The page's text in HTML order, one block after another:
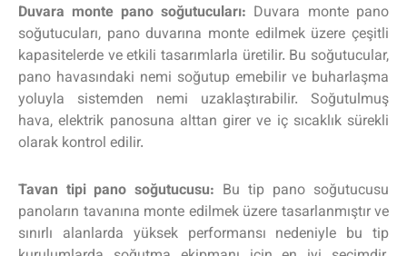
Duvara monte pano soğutucuları: Duvara monte pano
soğutucuları, pano duvarına monte edilmek üzere çeşitli
kapasitelerde ve etkili tasarımlarla üretilir. Bu soğutucular,
pano havasındaki nemi soğutup emebilir ve buharlaşma
yoluyla sistemden nemi uzaklaştırabilir. Soğutulmuş
hava, elektrik panosuna alttan girer ve iç sıcaklık sürekli
olarak kontrol edilir.
Tavan tipi pano soğutucusu: Bu tip pano soğutucusu
panoların tavanına monte edilmek üzere tasarlanmıştır ve
sınırlı alanlarda yüksek performansı nedeniyle bu tip